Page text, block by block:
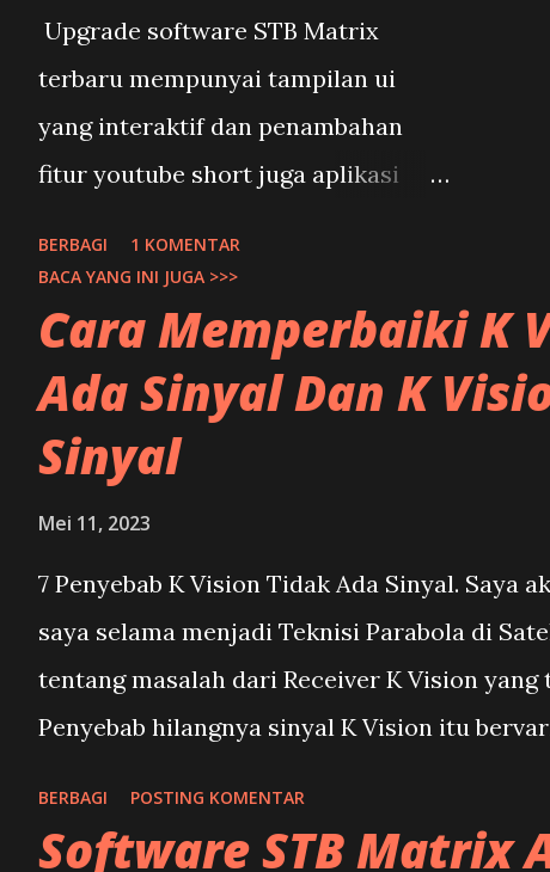
Ampat sudah FullHD Harganya
paket tersebut masyarakat
Upgrade software STB Matrix
terbaru mempunyai tampilan ui
yang interaktif dan penambahan
fitur youtube short juga aplikasi
STB Matrix ini diperlukan jika sobat
membutuhkan semua fitur terbaru
dari STB Matrix sobat. Namun jika
STB Matrix Sobat hanya dipakai
untuk nonton TV Digital saja, maka
tidak perlu upgrade sw stb
upgrade pada STB Matrix bisa
beresiko STB tersebut menjadi
rusak. Jadi lakukan dengan resiko
masing-masing yah. Download
Semua Tipe Software STB Matrix
disini: Download SW STB Matrix
BERBAGI
1 KOMENTAR
BACA YANG INI JUGA >>>
Cara Memperbaiki K
Ada Sinyal Dan K
Sinyal
Mei 11, 2023
7 Penyebab K Vision Tidak Ada Sinyal. Saya
saya selama menjadi Teknisi Parabola di
tentang masalah dari Receiver K Vision yang
Penyebab hilangnya sinyal K Vision itu
kondisi pada receivernya hingga ke
BERBAGI POSTING KOMENTAR
Software STB Matrix